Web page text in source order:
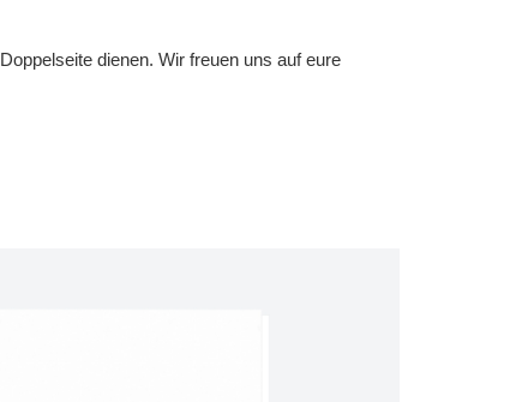
dienen. Wir freuen uns auf eure